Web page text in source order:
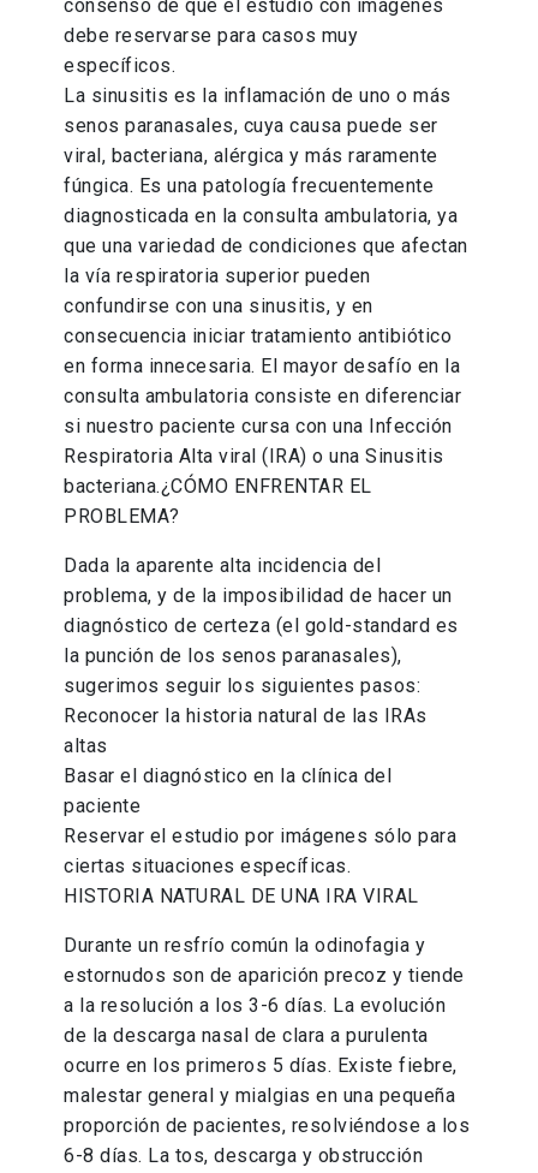
consenso de que el estudio con imágenes
debe reservarse para casos muy
específicos.
La sinusitis es la inflamación de uno o más
senos paranasales, cuya causa puede ser
viral, bacteriana, alérgica y más raramente
fúngica. Es una patología frecuentemente
diagnosticada en la consulta ambulatoria, ya
que una variedad de condiciones que afectan
la vía respiratoria superior pueden
confundirse con una sinusitis, y en
consecuencia iniciar tratamiento antibiótico
en forma innecesaria. El mayor desafío en la
consulta ambulatoria consiste en diferenciar
si nuestro paciente cursa con una Infección
Respiratoria Alta viral (IRA) o una Sinusitis
bacteriana.¿CÓMO ENFRENTAR EL
PROBLEMA?
Dada la aparente alta incidencia del
problema, y de la imposibilidad de hacer un
diagnóstico de certeza (el gold-standard es
la punción de los senos paranasales),
sugerimos seguir los siguientes pasos:
Reconocer la historia natural de las IRAs
altas
Basar el diagnóstico en la clínica del
paciente
Reservar el estudio por imágenes sólo para
ciertas situaciones específicas.
HISTORIA NATURAL DE UNA IRA VIRAL
Durante un resfrío común la odinofagia y
estornudos son de aparición precoz y tiende
a la resolución a los 3-6 días. La evolución
de la descarga nasal de clara a purulenta
ocurre en los primeros 5 días. Existe fiebre,
malestar general y mialgias en una pequeña
proporción de pacientes, resolviéndose a los
6-8 días. La tos, descarga y obstrucción